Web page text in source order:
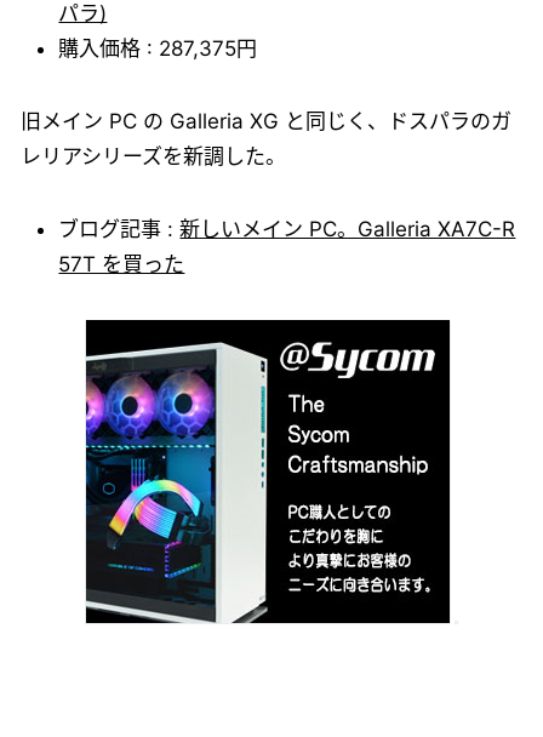
パラ)
購入価格 : 287,375円
旧メイン PC の Galleria XG と同じく、ドスパラのガ
レリアシリーズを新調した。
ブログ記事 :新しいメイン PC。Galleria XA7C-R
57T を買った